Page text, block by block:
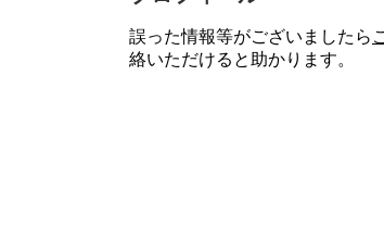
誤った情報等がございましたら
絡いただけると助かります。